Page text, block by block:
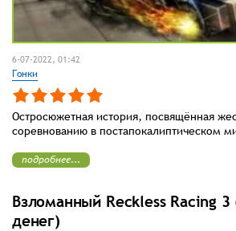
6-07-2022, 01:42
Гонки
Остросюжетная история, посвящённая
соревнованию в постапокалиптическом
подробнее...
Взломанный Reckless Racing
денег)